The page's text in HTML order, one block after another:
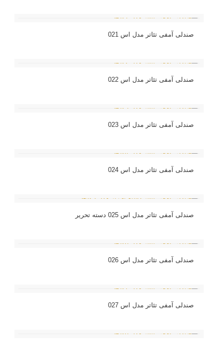
صندلی آمفی تئاتر مدل اس 021
صندلی آمفی تئاتر مدل اس 022
صندلی آمفی تئاتر مدل اس 023
صندلی آمفی تئاتر مدل اس 024
صندلی آمفی تئاتر مدل اس 025 دسته تحریر
صندلی آمفی تئاتر مدل اس 026
صندلی آمفی تئاتر مدل اس 027